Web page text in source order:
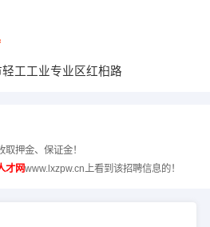
轻工工业专业区红桕路
押金、保证金！
才网www.lxzpw.cn上看到该招聘信息的！